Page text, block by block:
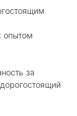
опытом
за